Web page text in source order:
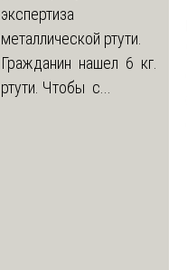
экспертиза
металлической ртути.
Гражданин нашел 6 кг.
ртути. Чтобы с...